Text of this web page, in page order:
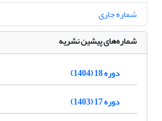
شماره جاری
شماره‌های پیشین نشریه
دوره 18 (1404)
دوره 17 (1403)